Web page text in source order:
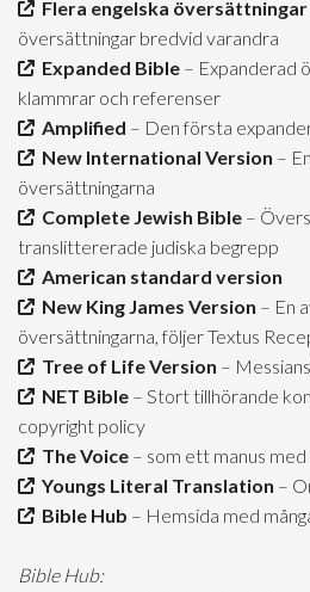
Flera engelska översättningar
översättningar bredvid varandra
Expanded Bible – Expanderad
klammrar och referenser
Amplified – Den första
New International Version –
översättningarna
Complete Jewish Bible –
translittererade judiska begrepp
American standard version
New King James Version – En
översättningarna, följer Textus
Tree of Life Version –
NET Bible – Stort tillhörande
copyright policy
The Voice – som ett manus
Youngs Literal Translation –
Bible Hub – Hemsida med
Bible Hub: